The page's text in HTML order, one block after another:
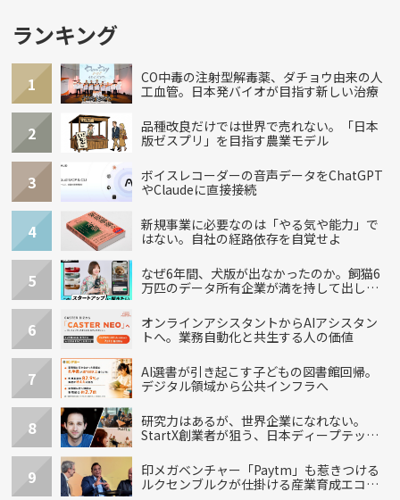
ランキング
1
CO中毒の注射型解毒薬、ダチョウ由来の人
工血管。日本発バイオが目指す新しい治療
2
品種改良だけでは世界で売れない。「日本
版ゼスプリ」を目指す農業モデル
3
ボイスレコーダーの音声データをChatGPT
やClaudeに直接接続
4
新規事業に必要なのは「やる気や能力」で
はない。自社の経路依存を自覚せよ
5
なぜ6年間、犬版が出なかったのか。飼猫6
万匹のデータ所有企業が満を持して出し
6
オンラインアシスタントからAIアシスタン
トへ。業務自動化と共生する人の価値
7
AI選書が引き起こす子どもの図書館回帰。
デジタル領域から公共インフラへ
8
研究力はあるが、世界企業になれない。
StartX創業者が狙う、日本ディープテック
9
印メガベンチャー「Paytm」も惹きつける
ルクセンブルクが仕掛ける産業育成エコシ